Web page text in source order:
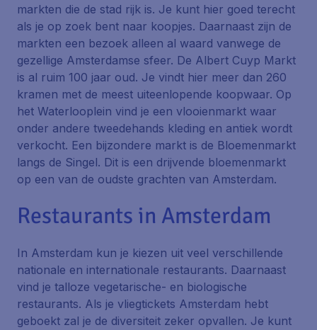
markten die de stad rijk is. Je kunt hier goed terecht
als je op zoek bent naar koopjes. Daarnaast zijn de
markten een bezoek alleen al waard vanwege de
gezellige Amsterdamse sfeer. De Albert Cuyp Markt
is al ruim 100 jaar oud. Je vindt hier meer dan 260
kramen met de meest uiteenlopende koopwaar. Op
het Waterlooplein vind je een vlooienmarkt waar
onder andere tweedehands kleding en antiek wordt
verkocht. Een bijzondere markt is de Bloemenmarkt
langs de Singel. Dit is een drijvende bloemenmarkt
op een van de oudste grachten van Amsterdam.
Restaurants in Amsterdam
In Amsterdam kun je kiezen uit veel verschillende
nationale en internationale restaurants. Daarnaast
vind je talloze vegetarische- en biologische
restaurants. Als je vliegtickets Amsterdam hebt
geboekt zal je de diversiteit zeker opvallen. Je kunt